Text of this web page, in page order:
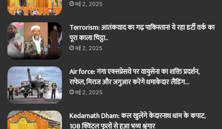
मई 2, 2025
Terrorism: आतंकवाद का गढ़ पाकिस्तान! ये रहा डर्टी वर्क का
पूरा काला चिट्ठा..
मई 2, 2025
Air force: गंगा एक्सप्रेसवे पर वायुसेना का शक्ति प्रदर्शन,
राफेल, मिराज और जगुआर करेंगे धमाकेदार लैंडिंग…
मई 2, 2025
Kedarnath Dham: कल खुलेंगे केदारनाथ धाम के कपाट,
108 क्विंटल फूलों से हुआ भव्य श्रृंगार